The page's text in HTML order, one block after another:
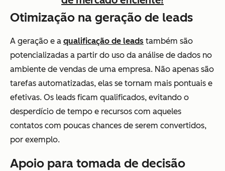
Otimização na geração de leads
A geração e a qualificação de leads também são
potencializadas a partir do uso da análise de dados no
ambiente de vendas de uma empresa. Não apenas são
tarefas automatizadas, elas se tornam mais pontuais e
efetivas. Os leads ficam qualificados, evitando o
desperdício de tempo e recursos com aqueles
contatos com poucas chances de serem convertidos,
por exemplo.
Apoio para tomada de decisão